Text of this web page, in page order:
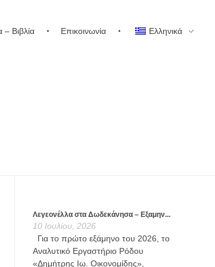
– Βιβλία Επικοινωνία Ελληνικά
Λεγεονέλλα στα Δωδεκάνησα – Εξαμην...
10 Ιουλίου, 2026
Για το πρώτο εξάμηνο του 2026, το
Αναλυτικό Εργαστήριο Ρόδου
«Δημήτρης Ιω. Οικονομίδης»,